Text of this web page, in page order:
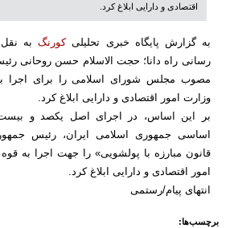
اقتصادی و دارایی ابلاغ کرد.
به گزارش پایگاه خبری تحلیلیکورنگبه نقل
رسانی راه دانا؛ حجت الاسلام حسن روحانی
مصوب مجلس شورای اسلامی را برای اجرا
وزارت امور اقتصادی و دارایی ابلاغ کرد.
بر این اساس، در اجرای اصل یکصد و
اساسی جمهوری اسلامی ایران، رئیس
قانون مبارزه با پولشویی» را جهت اجرا به
امور اقتصادی و دارایی ابلاغ کرد.
انتهای پیام/رستمی
برچسب‌ها: